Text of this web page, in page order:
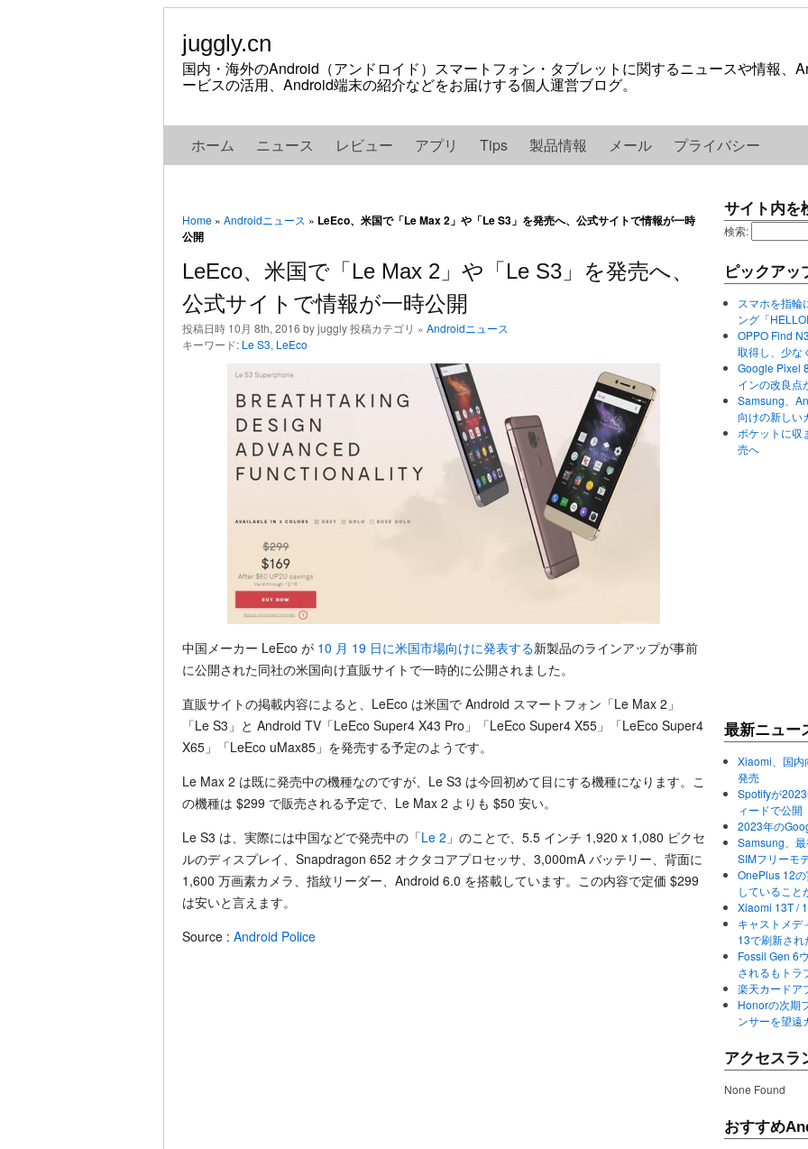
juggly.cn
国内・海外のAndroid（アンドロイド）スマートフォン・タブレットに関するニュースや情報、
ービスの活用、Android端末の紹介などをお届けする個人運営ブログ。
ホーム ニュース レビュー アプリ Tips 製品情報 メール プライバシー
Home » Androidニュース » LeEco、米国で「Le Max 2」や「Le S3」を発売へ、公式サイトで情報が一時
公開
LeEco、米国で「Le Max 2」や「Le S3」を発売へ、
公式サイトで情報が一時公開
投稿日時 10月 8th, 2016 by juggly 投稿カテゴリ » Androidニュース
キーワード: Le S3, LeEco
中国メーカー LeEco が 10 月 19 日に米国市場向けに発表する新製品のラインアップが事前
に公開された同社の米国向け直販サイトで一時的に公開されました。
直販サイトの掲載内容によると、LeEco は米国で Android スマートフォン「Le Max 2」
「Le S3」と Android TV「LeEco Super4 X43 Pro」「LeEco Super4 X55」「LeEco Super4
X65」「LeEco uMax85」を発売する予定のようです。
Le Max 2 は既に発売中の機種なのですが、Le S3 は今回初めて目にする機種になります。こ
の機種は $299 で販売される予定で、Le Max 2 よりも $50 安い。
Le S3 は、実際には中国などで発売中の「Le 2 」のことで、5.5 インチ 1,920 x 1,080 ピクセ
ルのディスプレイ、Snapdragon 652 オクタコアプロセッサ、3,000mA バッテリー、背面に
1,600 万画素カメラ、指紋リーダー、Android 6.0 を搭載しています。この内容で定価 $299
は安いと言えます。
Source : Android Police
サイト内を
検索:
ピックアッ
スマホを指輪
ング「
OPPO Find
取得し、少な
Google Pixel
インの改良点
Samsung、
向けの新しい
ポケットに収
売へ
最新ニュー
Xiaomi、国内
発売
Spotifyが
ィードで公開
2023年の
Samsung、
SIMフリーモ
OnePlus 12
していること
Xiaomi 13T /
キャストメデ
13で刷新さ
Fossil Gen 6
されるもトラ
楽天カードア
Honorの次期
ンサーを望遠
アクセスラ
None Found
おすすめ